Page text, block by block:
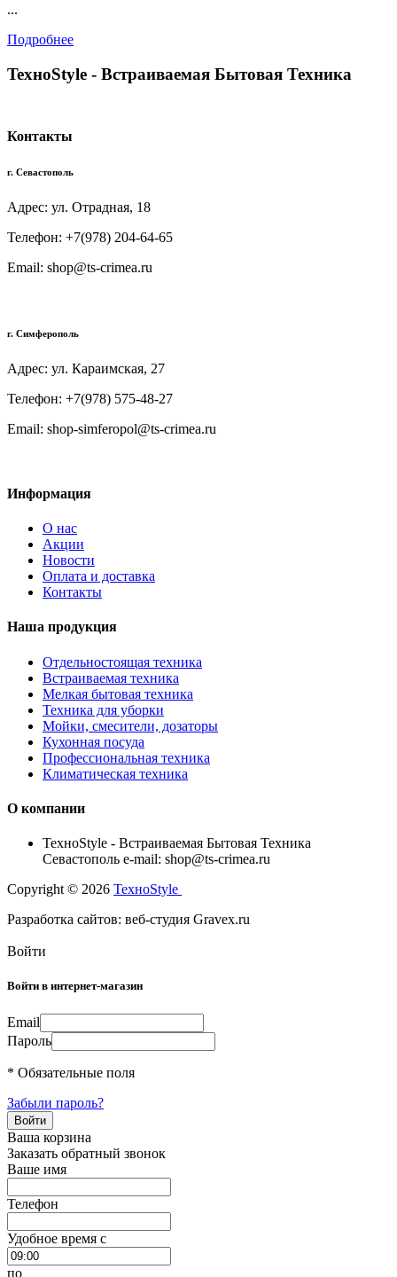
...
Подробнее
TexноStyle - Встраиваемая Бытовая Техника
Контакты
г. Севастополь
Адрес: ул. Отрадная, 18
Телефон: +7(978) 204-64-65
Email: shop@ts-crimea.ru
г. Симферополь
Адрес: ул. Караимская, 27
Телефон: +7(978) 575-48-27
Email: shop-simferopol@ts-crimea.ru
Информация
О нас
Акции
Новости
Оплата и доставка
Контакты
Наша продукция
Отдельностоящая техника
Встраиваемая техника
Мелкая бытовая техника
Техника для уборки
Мойки, смесители, дозаторы
Кухонная посуда
Профессиональная техника
Климатическая техника
О компании
TexноStyle - Встраиваемая Бытовая Техника
Севастополь e-mail: shop@ts-crimea.ru
Copyright © 2026 TexноStyle
Разработка сайтов: веб-студия Gravex.ru
Войти
Войти в интернет-магазин
Email
Пароль
* Обязательные поля
Забыли пароль?
Ваша корзина
Заказать обратный звонок
Ваше имя
Телефон
Удобное время c
по